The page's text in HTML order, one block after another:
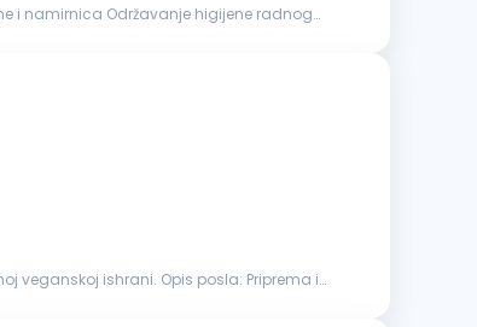
ishrani. Opis posla: Priprema i